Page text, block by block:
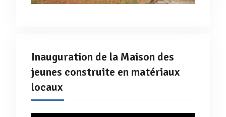
Inauguration de la Maison des
jeunes construite en matériaux
locaux